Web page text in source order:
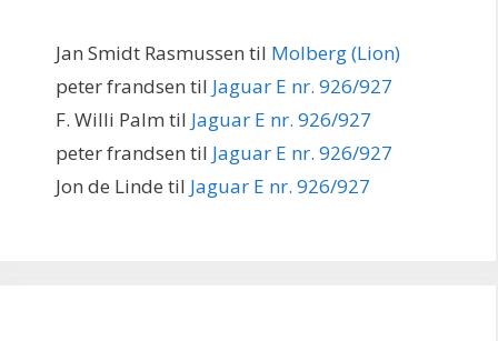
Jan Smidt Rasmussen til Molberg (Lion)
peter frandsen til Jaguar E nr. 926/927
F. Willi Palm til Jaguar E nr. 926/927
peter frandsen til Jaguar E nr. 926/927
Jon de Linde til Jaguar E nr. 926/927